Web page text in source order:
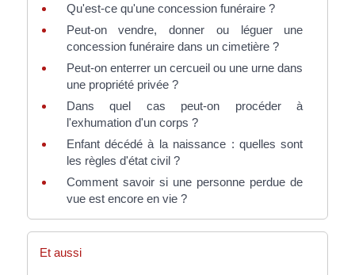
Qu'est-ce qu'une concession funéraire ?
Peut-on vendre, donner ou léguer une
concession funéraire dans un cimetière ?
Peut-on enterrer un cercueil ou une urne dans
une propriété privée ?
Dans quel cas peut-on procéder à
l'exhumation d'un corps ?
Enfant décédé à la naissance : quelles sont
les règles d'état civil ?
Comment savoir si une personne perdue de
vue est encore en vie ?
Et aussi